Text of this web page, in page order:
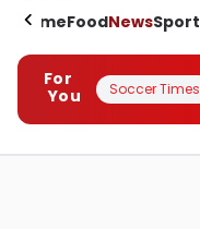
HomeFoodNewsSport
For
You
Soccer Times